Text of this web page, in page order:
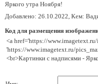
Яркого утра Ноября!
Добавлено: 26.10.2022, Кем:
Код для размещения
<a href='https://
'https://www.imagetext.ru/
<br>Картинки с надписями -